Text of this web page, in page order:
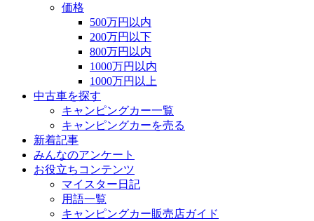
価格
500万円以内
200万円以下
800万円以内
1000万円以内
1000万円以上
中古車を探す
キャンピングカー一覧
キャンピングカーを売る
新着記事
みんなのアンケート
お役立ちコンテンツ
マイスター日記
用語一覧
キャンピングカー販売店ガイド